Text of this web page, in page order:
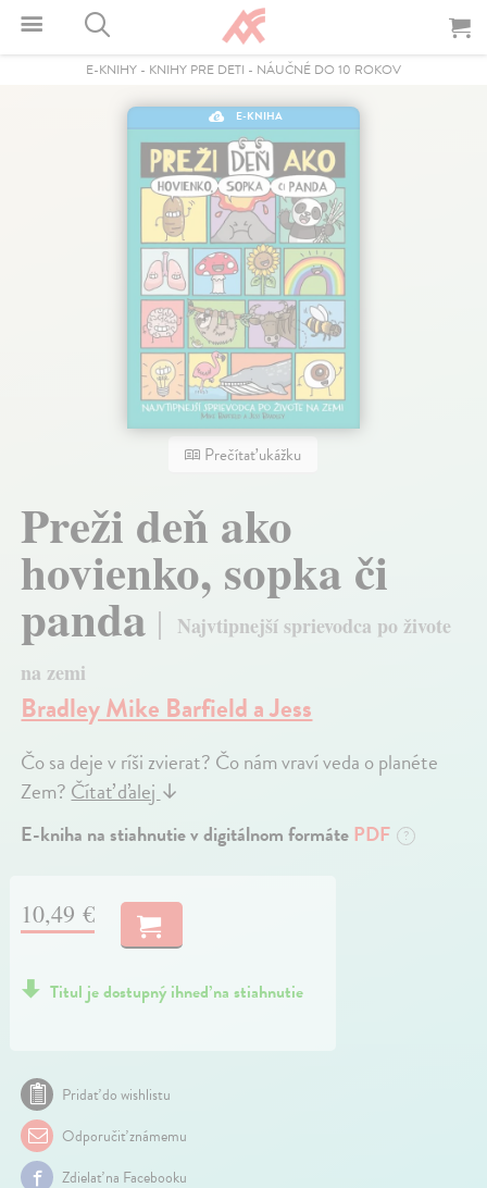
E-KNIHY - KNIHY PRE DETI - NÁUČNÉ DO 10 ROKOV
E-KNIHA
Prečítať ukážku
Preži deň ako
hovienko, sopka či
panda
Najvtipnejší sprievodca po živote
na zemi
Bradley Mike Barfield a Jess
Čo sa deje v ríši zvierat? Čo nám vraví veda o planéte
Zem?Čítať ďalej↓
E-kniha na stiahnutie v digitálnom formátePDF ?
10,49 €
Titul je dostupný ihneď na stiahnutie
Pridať do wishlistu
Odporučiť známemu
Zdielať na Facebooku